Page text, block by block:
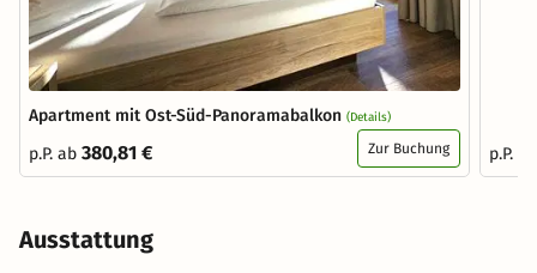
Apartment mit Ost-Süd-Panoramabalkon (Details)
p.P. ab 380,81 € Zur Buchung p.P.
Ausstattung